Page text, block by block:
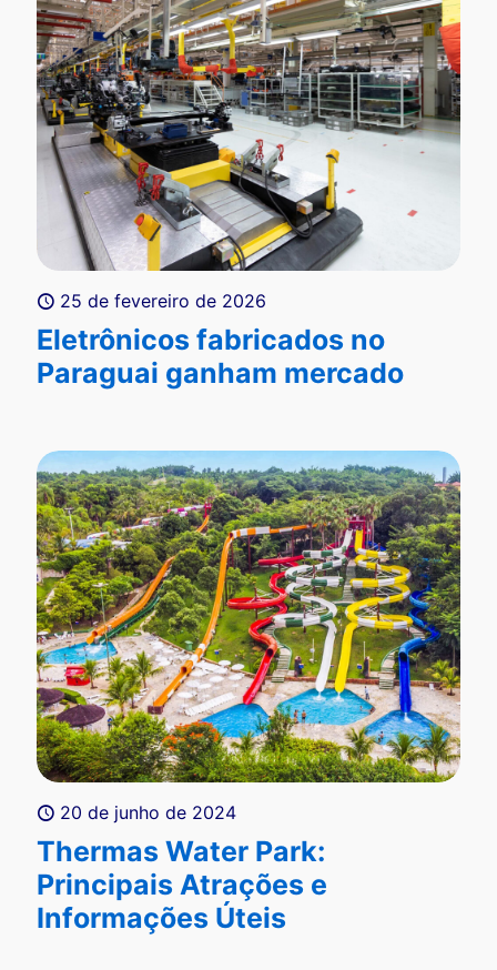
25 de fevereiro de 2026
Eletrônicos fabricados no
Paraguai ganham mercado
20 de junho de 2024
Thermas Water Park:
Principais Atrações e
Informações Úteis